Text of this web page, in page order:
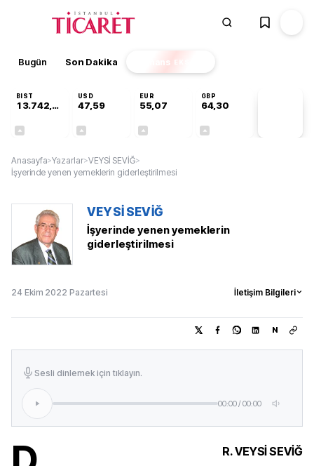
Bugün Son Dakika Finans EKSTRA
BIST
13.742,64
USD
47,59
EUR
55,07
GBP
64,30
Anasayfa>Yazarlar>VEYSİ SEVİĞ>
İşyerinde yenen yemeklerin giderleştirilmesi
VEYSİ SEVİĞ
İşyerinde yenen yemeklerin
giderleştirilmesi
24 Ekim 2022 Pazartesi İletişim Bilgileri
N
Sesli dinlemek için tıklayın.
00:00/00:00
R. VEYSİ SEVİĞ